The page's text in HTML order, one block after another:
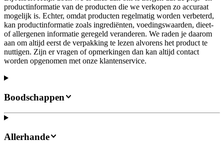
productinformatie van de producten die we verkopen zo accuraat
mogelijk is. Echter, omdat producten regelmatig worden verbeterd,
kan productinformatie zoals ingrediënten, voedingswaarden, dieet-
of allergenen informatie geregeld veranderen. We raden je daarom
aan om altijd eerst de verpakking te lezen alvorens het product te
nuttigen. Zijn er vragen of opmerkingen dan kan altijd contact
worden opgenomen met onze klantenservice.
Boodschappen
Allerhande